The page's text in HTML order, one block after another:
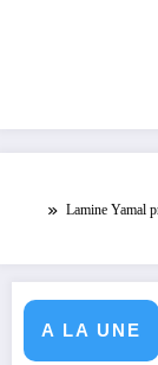
Lamine Yamal
A LA UNE
ougandais
le bilan des 19